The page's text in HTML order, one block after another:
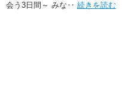
会う3日間～ みな‥ 続きを読む